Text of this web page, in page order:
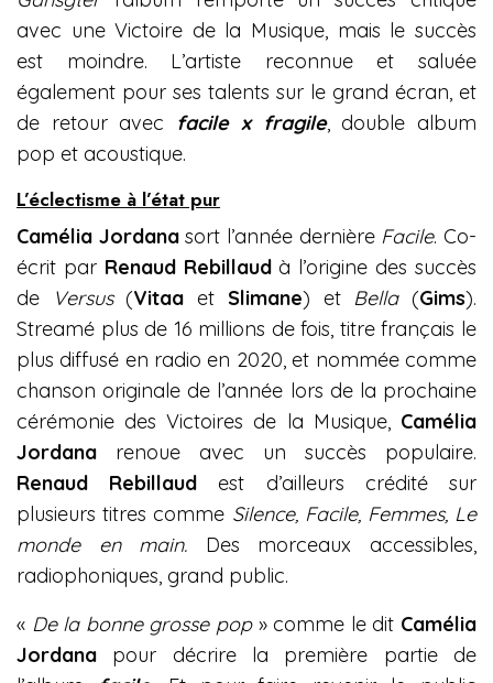
avec une Victoire de la Musique, mais le succès
est moindre. L’artiste reconnue et saluée
également pour ses talents sur le grand écran, et
de retour avec facile x fragile, double album
pop et acoustique.
L’éclectisme à l’état pur
Camélia Jordanasort l’année dernière Facile. Co-
écrit par Renaud Rebillaudà l’origine des succès
de
Versus(Vitaa et Slimane) et Bella(Gims).
Streamé plus de 16 millions de fois, titre français le
plus diffusé en radio en 2020, et nommée comme
chanson originale de l’année lors de la prochaine
cérémonie des Victoires de la Musique, Camélia
Jordana renoue avec un succès populaire.
Renaud Rebillaud est d’ailleurs crédité sur
plusieurs titres comme Silence, Facile, Femmes, Le
monde en main. Des morceaux accessibles,
radiophoniques, grand public.
« De la bonne grosse pop» comme le dit Camélia
Jordana pour décrire la première partie de